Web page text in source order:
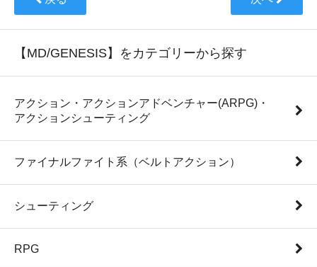
【MD/GENESIS】をカテゴリーから探す
アクション・アクションアドベンチャー(ARPG)・
アクションシューティング
ファイナルファイト系（ベルトアクション）
シューティング
RPG